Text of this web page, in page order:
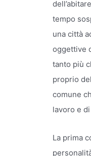
tempo
una città
oggettive
tanto più
proprio
comune
lavoro e
La prima